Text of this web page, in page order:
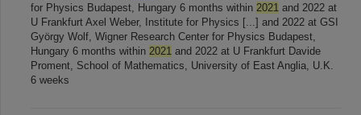
for Physics Budapest, Hungary 6 months within 2021 and 2022 at
U Frankfurt Axel Weber, Institute for Physics [...] and 2022 at GSI
György Wolf, Wigner Research Center for Physics Budapest,
Hungary 6 months within 2021 and 2022 at U Frankfurt Davide
Proment, School of Mathematics, University of East Anglia, U.K.
6 weeks